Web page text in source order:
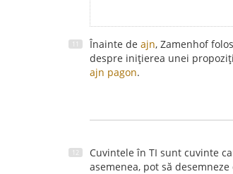
Înainte de ajn, Zamenhof
despre inițierea unei
ajn pagon.
Cuvintele în TI sunt cuvinte
asemenea, pot să